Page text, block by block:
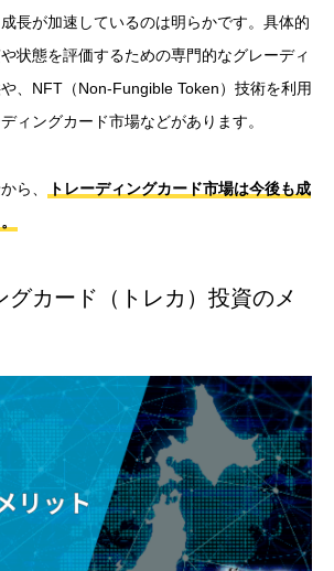
長が加速しているのは明らかです。具体的
状態を評価するための専門的なグレーディ
、NFT（Non-Fungible Token）技術を利用
ィングカード市場などがあります。
ら、
トレーディングカード市場は今後も成
グカード（トレカ）投資のメ